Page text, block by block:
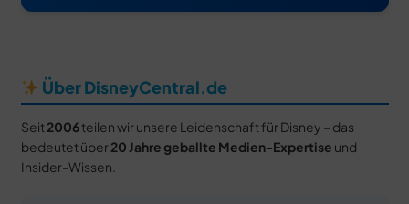
Über DisneyCentral.de
Seit 2006teilen wir unsere Leidenschaft für Disney – das
bedeutet über 20 Jahre geballte Medien-Expertise und
Insider-Wissen.